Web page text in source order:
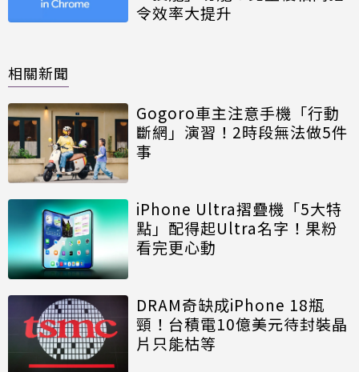
令效率大提升
相關新聞
Gogoro車主注意手機「行動
斷網」演習！2時段無法做5件
事
iPhone Ultra摺疊機「5大特
點」配得起Ultra名字！果粉
看完更心動
DRAM奇缺成iPhone 18瓶
頸！台積電10億美元待封裝晶
片只能枯等